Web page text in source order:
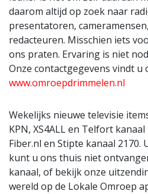
daarom altijd op zoek naar
presentatoren,
redacteuren. Misschien iets
ons praten. Ervaring is niet
Onze contactgegevens vindt u
www.omroepdrimmelen.nl
Wekelijks nieuwe televisie
KPN, XS4ALL en Telfort
Fiber.nl en Stipte kanaal
kunt u ons thuis niet
kanaal, of bekijk onze
wereld op de Lokale Omroep